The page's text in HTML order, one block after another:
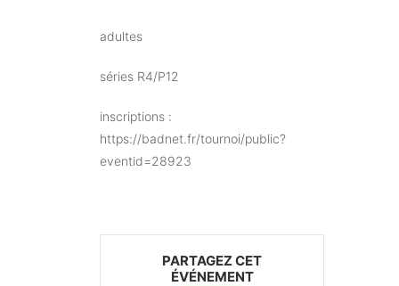
adultes
séries R4/P12
inscriptions :
https://badnet.fr/tournoi/public?
eventid=28923
PARTAGEZ CET
ÉVÉNEMENT